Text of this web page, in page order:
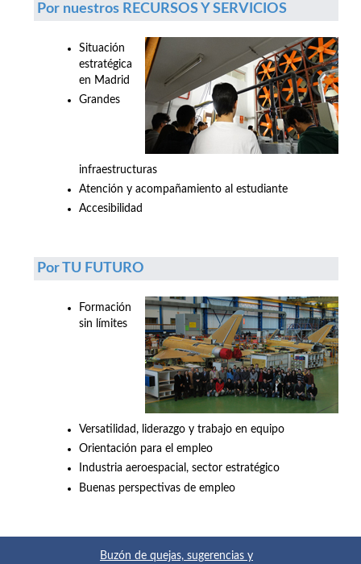
Por nuestros RECURSOS Y SERVICIOS
Situación
estratégica
en Madrid
Grandes
infraestructuras
Atención y acompañamiento al estudiante
Accesibilidad
Por TU FUTURO
Formación
sin límites
Versatilidad, liderazgo y trabajo en equipo
Orientación para el empleo
Industria aeroespacial, sector estratégico
Buenas perspectivas de empleo
Buzón de quejas, sugerencias y